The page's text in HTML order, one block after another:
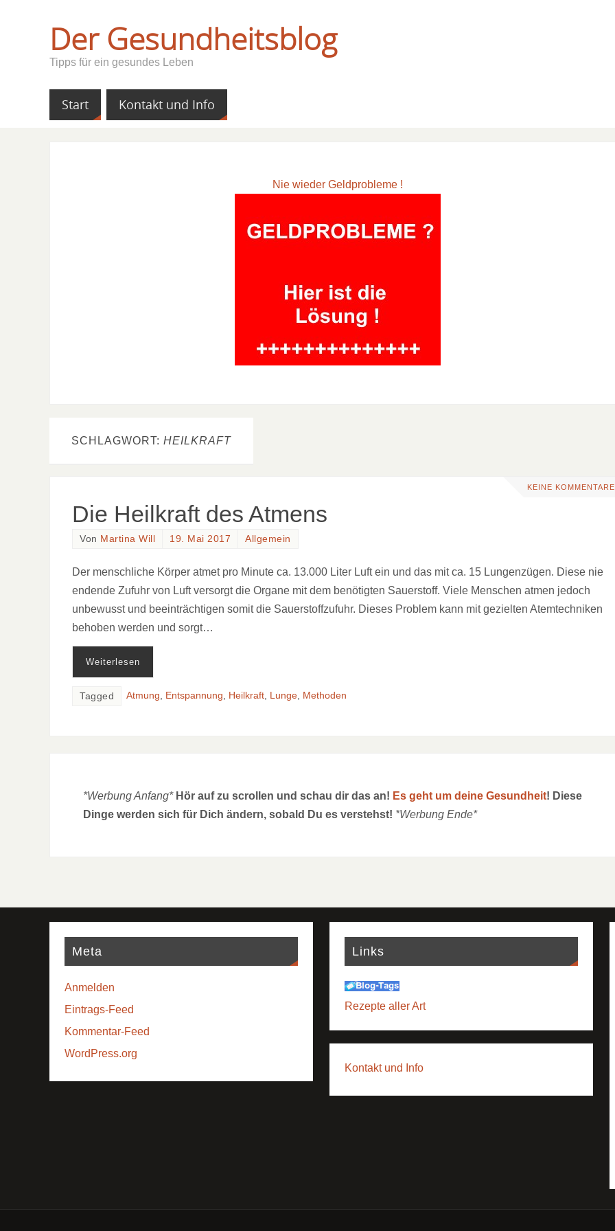
Der Gesundheitsblog
Tipps für ein gesundes Leben
Start Kontakt und Info
Nie wieder Geldprobleme !
SCHLAGWORT: HEILKRAFT
KEINE KOMMENTARE
Die Heilkraft des Atmens
Von Martina Will 19. Mai 2017 Allgemein
Der menschliche Körper atmet pro Minute ca. 13.000 Liter Luft ein und das mit ca. 15 Lungenzügen. Diese nie
endende Zufuhr von Luft versorgt die Organe mit dem benötigten Sauerstoff. Viele Menschen atmen jedoch
unbewusst und beeinträchtigen somit die Sauerstoffzufuhr. Dieses Problem kann mit gezielten Atemtechniken
behoben werden und sorgt…
Weiterlesen
Tagged Atmung Entspannung Heilkraft Lunge Methoden
*Werbung Anfang* Hör auf zu scrollen und schau dir das an! Es geht um deine Gesundheit! Diese
Dinge werden sich für Dich ändern, sobald Du es verstehst! *Werbung Ende*
Meta
Anmelden
Eintrags-Feed
Kommentar-Feed
WordPress.org
Links
Rezepte aller Art
Kontakt und Info